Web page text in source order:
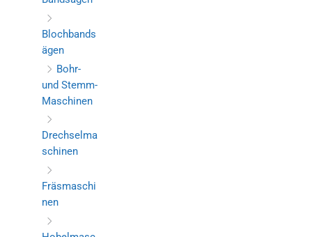
Blochbands
ägen
Bohr-
und Stemm-
Maschinen
Drechselma
schinen
Fräsmaschi
nen